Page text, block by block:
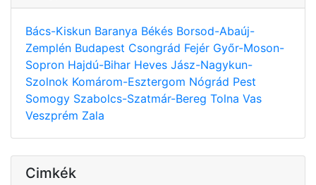
Bács-Kiskun Baranya Békés Borsod-Abaúj-
Zemplén Budapest Csongrád Fejér Győr-Moson-
Sopron Hajdú-Bihar Heves Jász-Nagykun-
Szolnok Komárom-Esztergom Nógrád Pest
Somogy Szabolcs-Szatmár-Bereg Tolna Vas
Veszprém Zala
Cimkék